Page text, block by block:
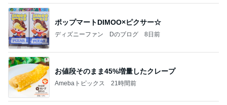
ポップマートDIMOO×ピクサー☆
ディズニーファン Dのブログ 8日前
お値段そのまま45%増量したクレープ
Amebaトピックス 21時間前